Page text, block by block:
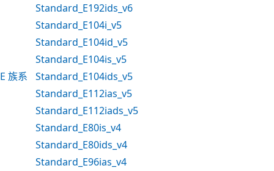
E 族系
Standard_E192ids_v6
Standard_E104i_v5
Standard_E104id_v5
Standard_E104is_v5
Standard_E104ids_v5
Standard_E112ias_v5
Standard_E112iads_v5
Standard_E80is_v4
Standard_E80ids_v4
Standard_E96ias_v4